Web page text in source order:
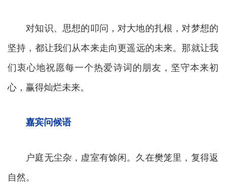
对知识、思想的叩问，对大地的扎根，对梦想的
坚持，都让我们从本来走向更遥远的未来。那就让我
们衷心地祝愿每一个热爱诗词的朋友，坚守本来初
心，赢得灿烂未来。
嘉宾问候语
户庭无尘杂，虚室有馀闲。久在樊笼里，复得返
自然。